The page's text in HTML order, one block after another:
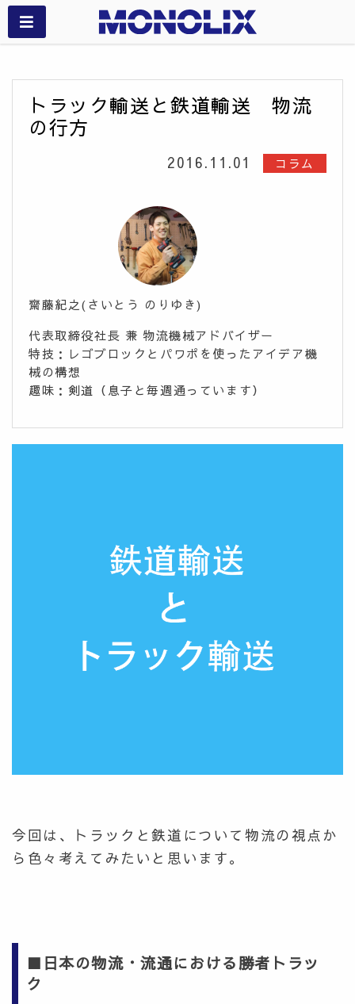
トラック輸送と鉄道輸送 物流
の行方
2016.11.01 コラム
齋藤紀之(さいとう のりゆき)
代表取締役社長 兼 物流機械アドバイザー
特技：レゴブロックとパワポを使ったアイデア機
械の構想
趣味：剣道（息子と毎週通っています）
今回は、トラックと鉄道について物流の視点か
ら色々考えてみたいと思います。
■日本の物流・流通における勝者トラッ
ク